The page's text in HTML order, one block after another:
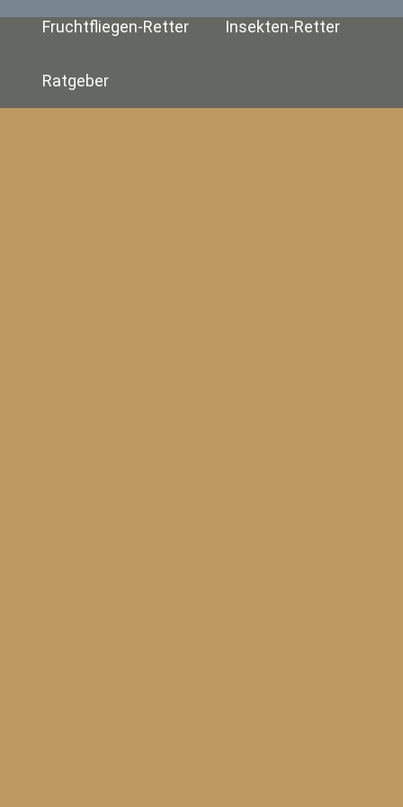
Fruchtfliegen-Retter Insekten-Retter
Ratgeber